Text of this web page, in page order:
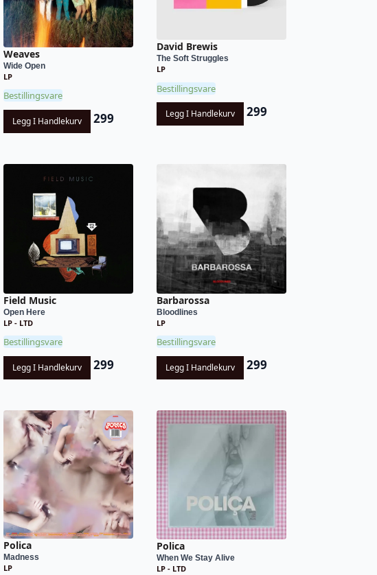
Weaves
Wide Open
LP
Bestillingsvare
Legg I Handlekurv 299
David Brewis
The Soft Struggles
LP
Bestillingsvare
Legg I Handlekurv 299
Field Music
Open Here
LP - LTD
Bestillingsvare
Legg I Handlekurv 299
Barbarossa
Bloodlines
LP
Bestillingsvare
Legg I Handlekurv 299
Polica
Madness
LP
Polica
When We Stay Alive
LP - LTD